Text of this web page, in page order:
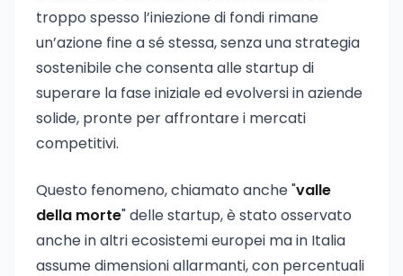
troppo spesso l’iniezione di fondi rimane
un’azione fine a sé stessa, senza una strategia
sostenibile che consenta alle startup di
superare la fase iniziale ed evolversi in aziende
solide, pronte per affrontare i mercati
competitivi.
Questo fenomeno, chiamato anche "valle
della morte" delle startup, è stato osservato
anche in altri ecosistemi europei ma in Italia
assume dimensioni allarmanti, con percentuali